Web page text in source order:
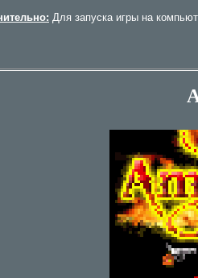
Для запуска игры на